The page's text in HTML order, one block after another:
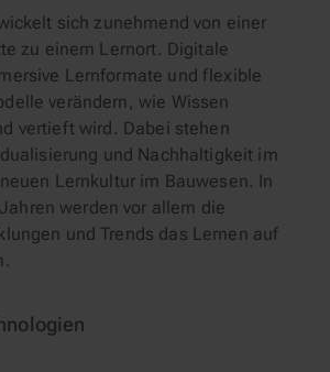
sich zunehmend von einer
zu einem Lernort. Digitale
Lernformate und flexible
verändern, wie Wissen
vertieft wird. Dabei stehen
und Nachhaltigkeit im
Lernkultur im Bauwesen. In
werden vor allem die
und Trends das Lernen auf